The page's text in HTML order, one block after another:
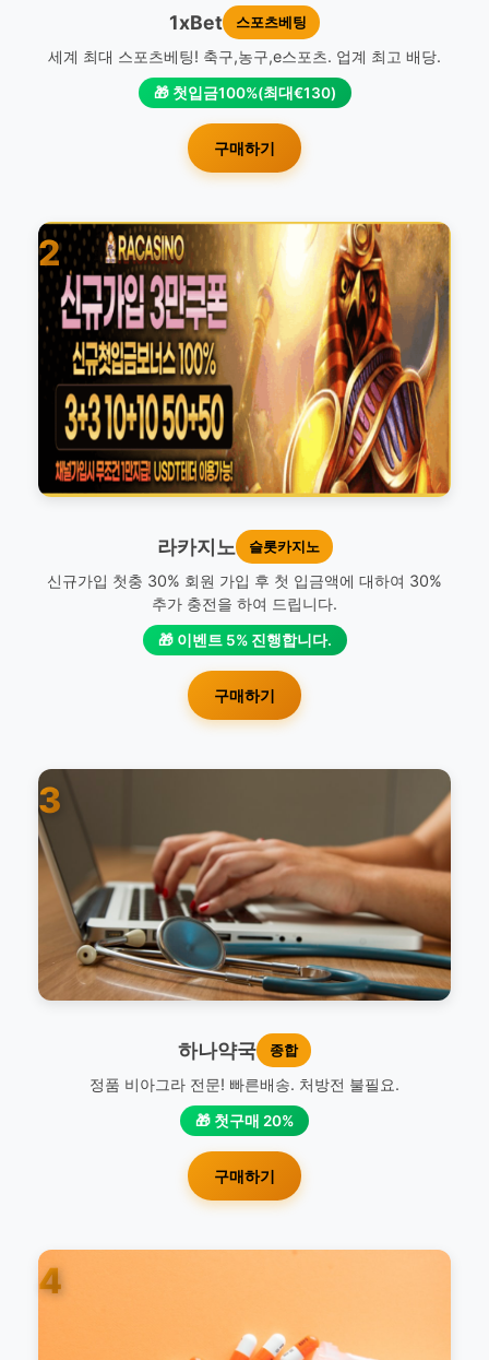
1xBet 스포츠베팅
세계 최대 스포츠베팅! 축구,농구,e스포츠. 업계 최고 배당.
🎁 첫입금100%(최대€130)
구매하기
2
라카지노 슬롯카지노
신규가입 첫충 30% 회원 가입 후 첫 입금액에 대하여 30%
추가 충전을 하여 드립니다.
🎁 이벤트 5% 진행합니다.
구매하기
3
하나약국 종합
정품 비아그라 전문! 빠른배송. 처방전 불필요.
🎁 첫구매 20%
구매하기
4